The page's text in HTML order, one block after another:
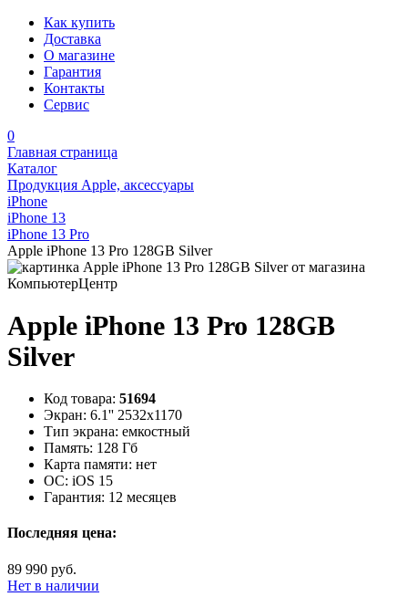
Как купить
Доставка
О магазине
Гарантия
Контакты
Сервис
0
Главная страница
Каталог
Продукция Apple, аксессуары
iPhone
iPhone 13
iPhone 13 Pro
Apple iPhone 13 Pro 128GB Silver
Apple iPhone 13 Pro 128GB
Silver
Код товара: 51694
Экран: 6.1'' 2532x1170
Тип экрана: емкостный
Память: 128 Гб
Карта памяти: нет
ОС: iOS 15
Гарантия: 12 месяцев
Последняя цена:
89 990 руб.
Нет в наличии